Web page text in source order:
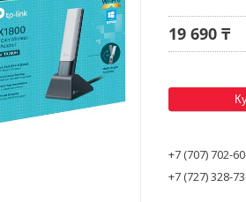
19 690 ₸
+7 (707) 702-
+7 (727) 328-